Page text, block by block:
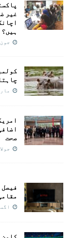
غیر
ہیں؟
جون 15, 2022
مارچ 3,
صحت
جولائی
اگست 5,